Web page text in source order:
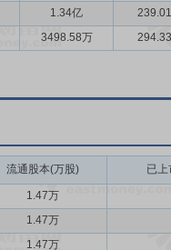
1.34亿
3498.58万
流通股本(万股) 已
1.47万
1.47万
1.47万